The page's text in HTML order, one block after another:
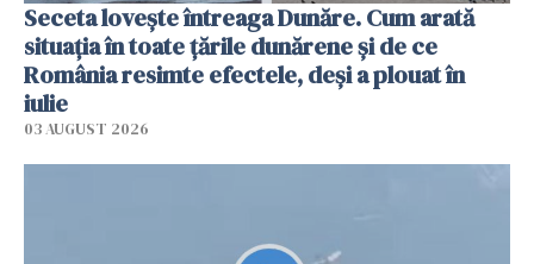
Seceta lovește întreaga Dunăre. Cum arată
situația în toate țările dunărene și de ce
România resimte efectele, deși a plouat în
iulie
03 AUGUST 2026